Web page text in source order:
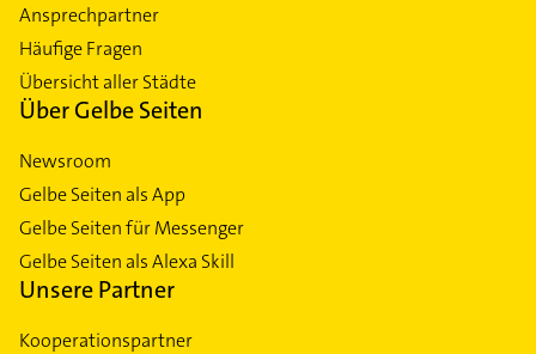
Ansprechpartner
Häufige Fragen
Übersicht aller Städte
Über Gelbe Seiten
Newsroom
Gelbe Seiten als App
Gelbe Seiten für Messenger
Gelbe Seiten als Alexa Skill
Unsere Partner
Kooperationspartner